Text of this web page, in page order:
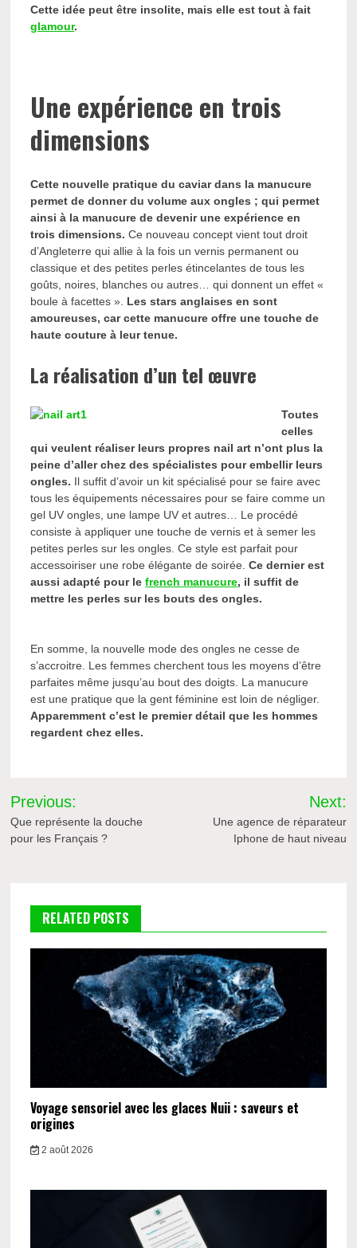
Cette idée peut être insolite, mais elle est tout à fait
glamour.
Une expérience en trois
dimensions
Cette nouvelle pratique du caviar dans la manucure
permet de donner du volume aux ongles ; qui permet
ainsi à la manucure de devenir une expérience en
trois dimensions. Ce nouveau concept vient tout droit
d’Angleterre qui allie à la fois un vernis permanent ou
classique et des petites perles étincelantes de tous les
goûts, noires, blanches ou autres… qui donnent un effet «
boule à facettes ». Les stars anglaises en sont
amoureuses, car cette manucure offre une touche de
haute couture à leur tenue.
La réalisation d’un tel œuvre
Toutes
celles
qui veulent réaliser leurs propres nail art n’ont plus la
peine d’aller chez des spécialistes pour embellir leurs
ongles. Il suffit d’avoir un kit spécialisé pour se faire avec
tous les équipements nécessaires pour se faire comme un
gel UV ongles, une lampe UV et autres… Le procédé
consiste à appliquer une touche de vernis et à semer les
petites perles sur les ongles. Ce style est parfait pour
accessoiriser une robe élégante de soirée.Ce dernier est
aussi adapté pour lefrench manucure, il suffit de
mettre les perles sur les bouts des ongles.
En somme, la nouvelle mode des ongles ne cesse de
s’accroitre. Les femmes cherchent tous les moyens d’être
parfaites même jusqu’au bout des doigts. La manucure
est une pratique que la gent féminine est loin de négliger.
Apparemment c’est le premier détail que les hommes
regardent chez elles.
Navigation
de
Previous:
Que représente la douche
pour les Français ?
Next:
Une agence de réparateur
Iphone de haut niveau
RELATED POSTS
Voyage sensoriel avec les glaces Nuii : saveurs et
origines
2 août 2026